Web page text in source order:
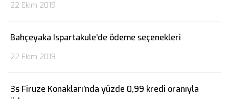
22 Ekim 2019
Bahçeyaka Ispartakule’de ödeme seçenekleri
22 Ekim 2019
3s Firuze Konakları’nda yüzde 0,99 kredi oranıyla